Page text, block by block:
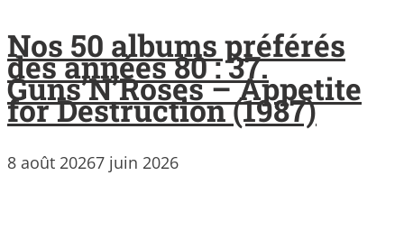
Nos 50 albums préférés
des années 80 : 37.
Guns’N’Roses – Appetite
for Destruction (1987)
8 août 20267 juin 2026